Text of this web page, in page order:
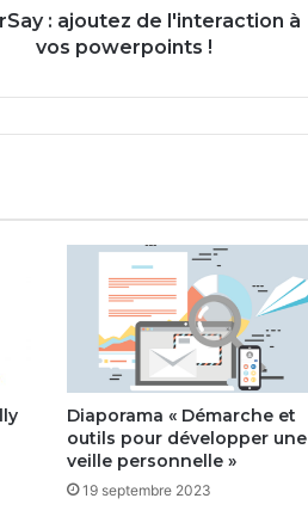
: ajoutez de l'interaction à
vos powerpoints !
Diaporama « Démarche et
outils pour développer une
veille personnelle »
19 septembre 2023